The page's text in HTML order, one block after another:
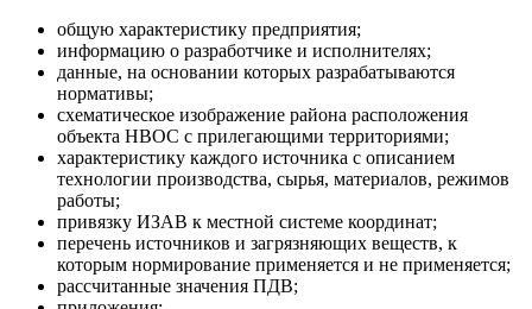
общую характеристику предприятия;
информацию о разработчике и исполнителях;
данные, на основании которых разрабатываются
нормативы;
схематическое изображение района расположения
объекта НВОС с прилегающими территориями;
характеристику каждого источника с описанием
технологии производства, сырья, материалов, режимов
работы;
привязку ИЗАВ к местной системе координат;
перечень источников и загрязняющих веществ, к
которым нормирование применяется и не применяется;
рассчитанные значения ПДВ;